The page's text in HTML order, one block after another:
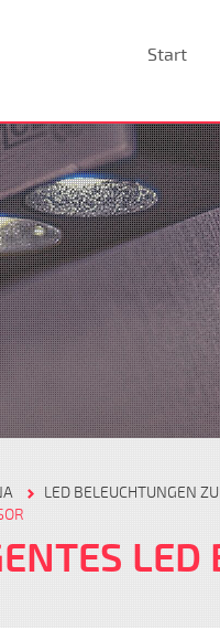
Start
LED BELEUCHTUNGEN
LED